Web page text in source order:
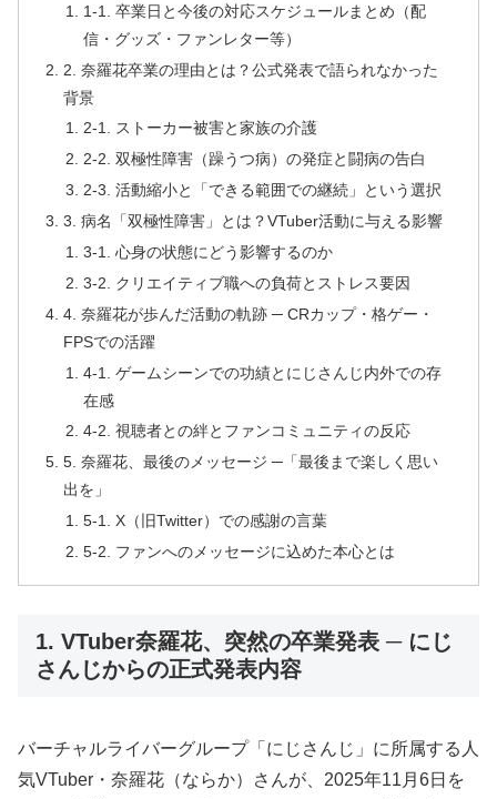
1-1. 卒業日と今後の対応スケジュールまとめ（配
信・グッズ・ファンレター等）
2. 奈羅花卒業の理由とは？公式発表で語られなかった
背景
2-1. ストーカー被害と家族の介護
2-2. 双極性障害（躁うつ病）の発症と闘病の告白
2-3. 活動縮小と「できる範囲での継続」という選択
3. 病名「双極性障害」とは？VTuber活動に与える影響
3-1. 心身の状態にどう影響するのか
3-2. クリエイティブ職への負荷とストレス要因
4. 奈羅花が歩んだ活動の軌跡 ─ CRカップ・格ゲー・
FPSでの活躍
4-1. ゲームシーンでの功績とにじさんじ内外での存
在感
4-2. 視聴者との絆とファンコミュニティの反応
5. 奈羅花、最後のメッセージ ─「最後まで楽しく思い
出を」
5-1. X（旧Twitter）での感謝の言葉
5-2. ファンへのメッセージに込めた本心とは
1. VTuber奈羅花、突然の卒業発表 ─ にじ
さんじからの正式発表内容
バーチャルライバーグループ「にじさんじ」に所属する人
気VTuber・奈羅花（ならか）さんが、2025年11月6日を